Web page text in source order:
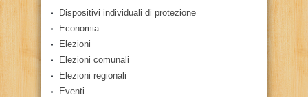
Dispositivi individuali di protezione
Economia
Elezioni
Elezioni comunali
Elezioni regionali
Eventi